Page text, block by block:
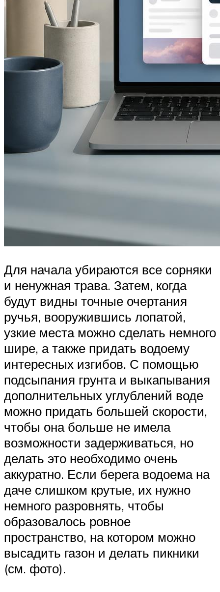
Для начала убираются все сорняки
и ненужная трава. Затем, когда
будут видны точные очертания
ручья, вооружившись лопатой,
узкие места можно сделать немного
шире, а также придать водоему
интересных изгибов. С помощью
подсыпания грунта и выкапывания
дополнительных углублений воде
можно придать большей скорости,
чтобы она больше не имела
возможности задерживаться, но
делать это необходимо очень
аккуратно. Если берега водоема на
даче слишком крутые, их нужно
немного разровнять, чтобы
образовалось ровное
пространство, на котором можно
высадить газон и делать пикники
(см. фото).